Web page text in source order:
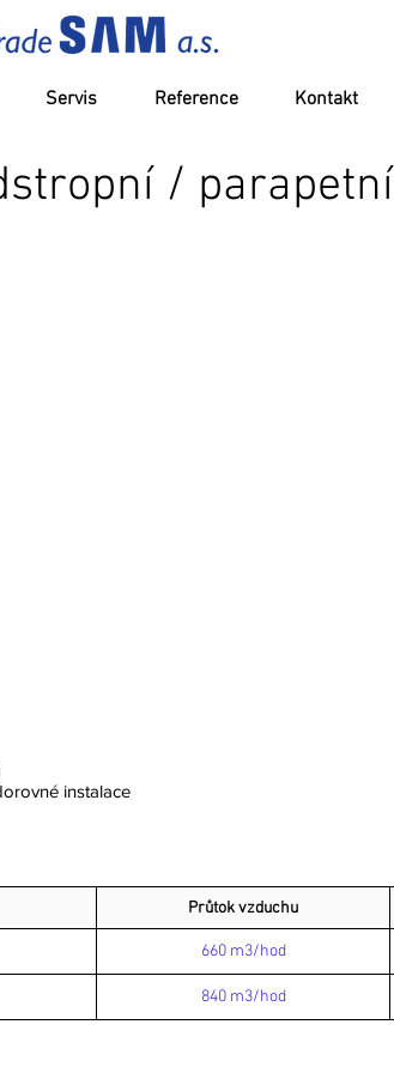
Servis Reference Kontakt
/ parapetní
instalace
Průtok vzduchu
660 m3/hod
840 m3/hod